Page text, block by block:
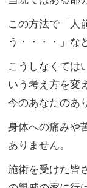
この方法で「人
う・・・・」な
こうしなくては
いう考え方を変
今のあなたのあ
身体への痛みや
ありません。
施術を受けた皆